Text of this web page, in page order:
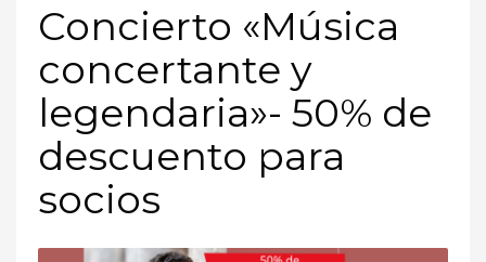
Concierto «Música
concertante y
legendaria»- 50% de
descuento para
socios